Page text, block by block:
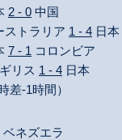
2 - 0 中国
ストラリア 1 - 4 日本
7 - 1 コロンビア
リス 1 - 4 日本
差-1時間）
ベネズエラ